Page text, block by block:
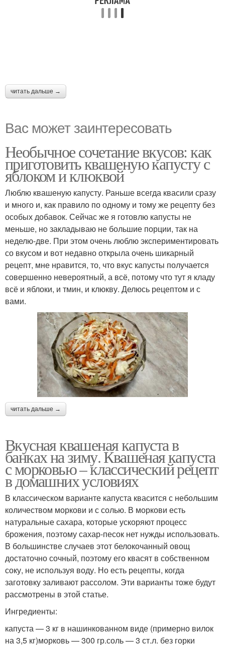
читать дальше →
Вас может заинтересовать
Необычное сочетание вкусов: как
приготовить квашеную капусту с
яблоком и клюквой
Люблю квашеную капусту. Раньше всегда квасили сразу
и много и, как правило по одному и тому же рецепту без
особых добавок. Сейчас же я готовлю капусты не
меньше, но закладываю не большие порции, так на
неделю-две. При этом очень люблю экспериментировать
со вкусом и вот недавно открыла очень шикарный
рецепт, мне нравится, то, что вкус капусты получается
совершенно невероятный, а всё, потому что тут я кладу
всё и яблоки, и тмин, и клюкву. Делюсь рецептом и с
вами.
читать дальше →
Вкусная квашеная капуста в
банках на зиму. Квашеная капуста
с морковью – классический рецепт
в домашних условиях
В классическом варианте капуста квасится с небольшим
количеством моркови и с солью. В моркови есть
натуральные сахара, которые ускоряют процесс
брожения, поэтому сахар-песок нет нужды использовать.
В большинстве случаев этот белокочанный овощ
достаточно сочный, поэтому его квасят в собственном
соку, не используя воду. Но есть рецепты, когда
заготовку заливают рассолом. Эти варианты тоже будут
рассмотрены в этой статье.
Ингредиенты:
капуста — 3 кг в нашинкованном виде (примерно вилок
на 3,5 кг)морковь — 300 гр.соль — 3 ст.л. без горки